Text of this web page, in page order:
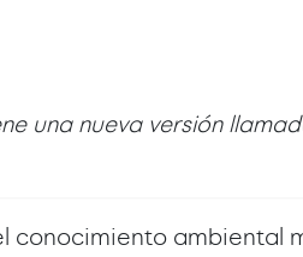
una nueva versión
conocimiento ambiental